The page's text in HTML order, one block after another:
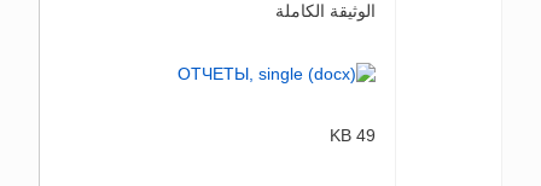
الوثيقة الكاملة
49 KB